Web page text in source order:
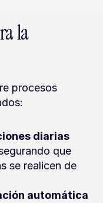
la
procesos
diarias
que
se realicen de
automática